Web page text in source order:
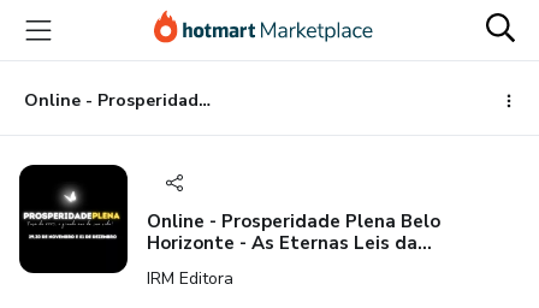
para
conteúdo
principal
para
pagamento
para
rodapé
Online - Prosperidade Plena Belo Horizonte - As Eternas Leis da Prosperidade
Online - Prosperidade Plena Belo
Horizonte - As Eternas Leis da
IRM Editora